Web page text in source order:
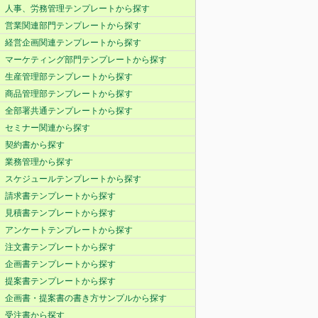
人事、労務管理テンプレートから探す
営業関連部門テンプレートから探す
経営企画関連テンプレートから探す
マーケティング部門テンプレートから探す
生産管理部テンプレートから探す
商品管理部テンプレートから探す
全部署共通テンプレートから探す
セミナー関連から探す
契約書から探す
業務管理から探す
スケジュールテンプレートから探す
請求書テンプレートから探す
見積書テンプレートから探す
アンケートテンプレートから探す
注文書テンプレートから探す
企画書テンプレートから探す
提案書テンプレートから探す
企画書・提案書の書き方サンプルから探す
受注書から探す